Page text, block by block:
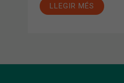
LLEGIR MÉS